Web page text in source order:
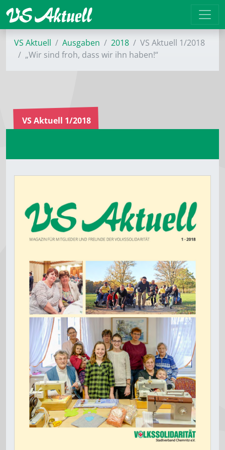
VS Aktuell Ausgaben 2018
VS Aktuell 1/2018
„Wir sind froh, dass wir ihn haben!“
VS Aktuell 1/2018